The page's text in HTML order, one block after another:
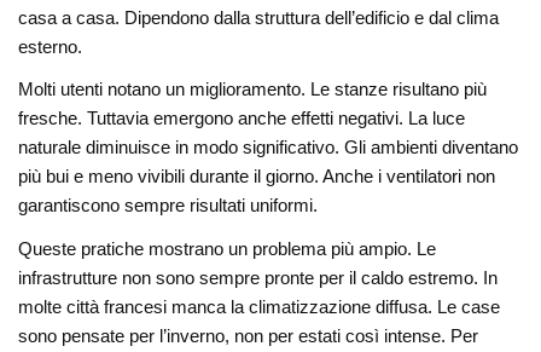
casa a casa. Dipendono dalla struttura dell’edificio e dal clima
esterno.
Molti utenti notano un miglioramento. Le stanze risultano più
fresche. Tuttavia emergono anche effetti negativi. La luce
naturale diminuisce in modo significativo. Gli ambienti diventano
più bui e meno vivibili durante il giorno. Anche i ventilatori non
garantiscono sempre risultati uniformi.
Queste pratiche mostrano un problema più ampio. Le
infrastrutture non sono sempre pronte per il caldo estremo. In
molte città francesi manca la climatizzazione diffusa. Le case
sono pensate per l’inverno, non per estati così intense. Per